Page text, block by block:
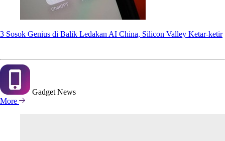
3 Sosok Genius di Balik Ledakan AI China, Silicon Valley Ketar-ketir
Gadget News
More